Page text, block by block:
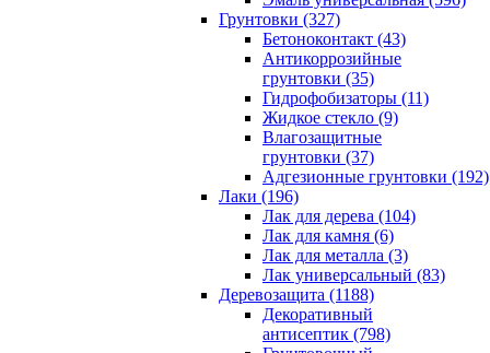
Грунтовки (327)
Бетоноконтакт (43)
Антикоррозийные
грунтовки (35)
Гидрофобизаторы (11)
Жидкое стекло (9)
Влагозащитные
грунтовки (37)
Адгезионные грунтовки (192)
Лаки (196)
Лак для дерева (104)
Лак для камня (6)
Лак для металла (3)
Лак универсальный (83)
Деревозащита (1188)
Декоративный
антисептик (798)